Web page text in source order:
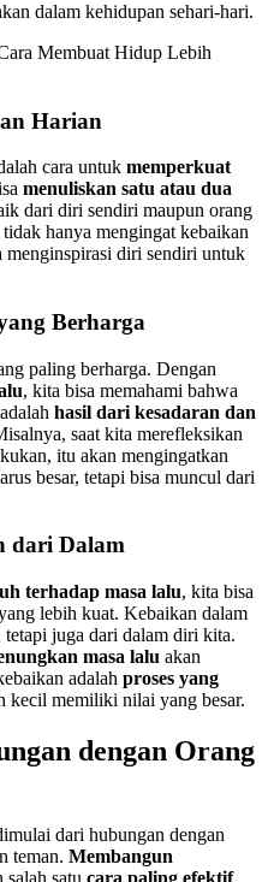
dalam kehidupan sehari-hari.
Harian
cara untuk memperkuat
menuliskan satu atau dua
dari diri sendiri maupun orang
hanya mengingat kebaikan
diri sendiri untuk
Berharga
paling berharga. Dengan
, kita bisa memahami bahwa
hasil dari kesadaran dan
saat kita merefleksikan
itu akan mengingatkan
besar, tetapi bisa muncul dari
dari Dalam
terhadap masa lalu, kita bisa
lebih kuat. Kebaikan dalam
juga dari dalam diri kita.
masa lalu akan
adalah proses yang
kecil memiliki nilai yang besar.
dengan Orang
dari hubungan dengan
teman. Membangun
salah satu cara paling efektif